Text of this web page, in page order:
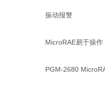
振动报警
MicroRAE易于操
PGM-2680